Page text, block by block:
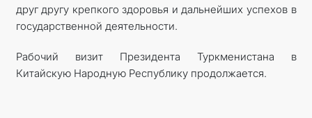
друг другу крепкого здоровья и дальнейших успехов в
государственной деятельности.
Рабочий визит Президента Туркменистана в
Китайскую Народную Республику продолжается.